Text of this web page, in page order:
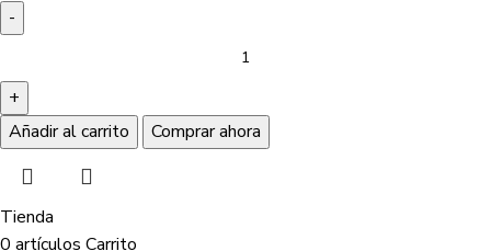
Añadir al carrito Comprar ahora
Tienda
0 artículos Carrito